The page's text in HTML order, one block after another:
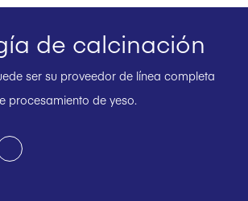
de calcinación
ser su proveedor de línea completa
procesamiento de yeso.